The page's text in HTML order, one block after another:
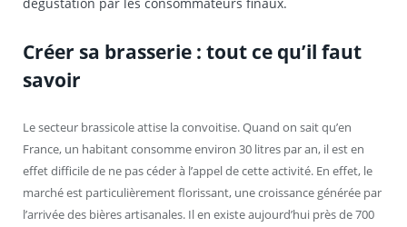
dégustation par les consommateurs finaux.
Créer sa brasserie : tout ce qu’il faut
savoir
Le secteur brassicole attise la convoitise. Quand on sait qu’en
France, un habitant consomme environ 30 litres par an, il est en
effet difficile de ne pas céder à l’appel de cette activité. En effet, le
marché est particulièrement florissant, une croissance générée par
l’arrivée des bières artisanales. Il en existe aujourd’hui près de 700